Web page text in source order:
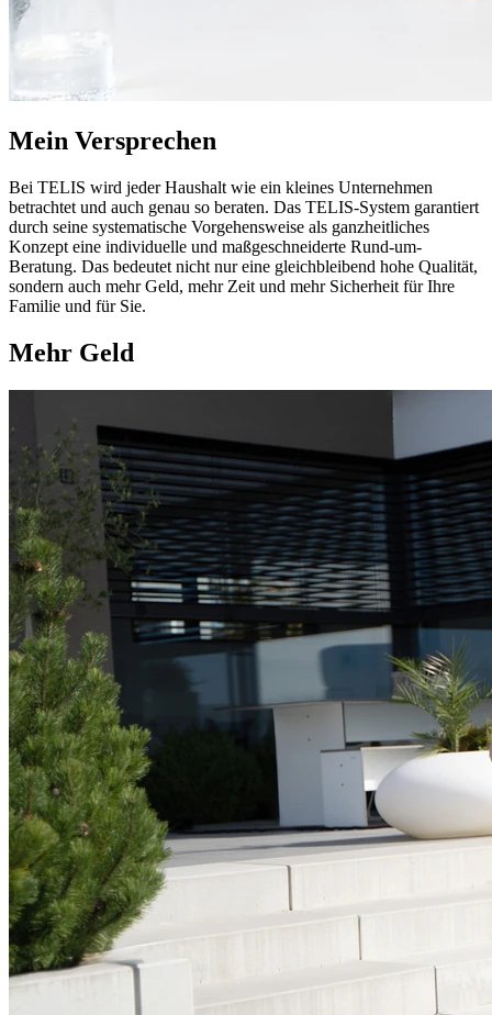
Mein Versprechen
Bei TELIS wird jeder Haushalt wie ein kleines Unternehmen
betrachtet und auch genau so beraten. Das TELIS-System garantiert
durch seine systematische Vorgehensweise als ganzheitliches
Konzept eine individuelle und maßgeschneiderte Rund-um-
Beratung. Das bedeutet nicht nur eine gleichbleibend hohe Qualität,
sondern auch mehr Geld, mehr Zeit und mehr Sicherheit für Ihre
Familie und für Sie.
Mehr Geld